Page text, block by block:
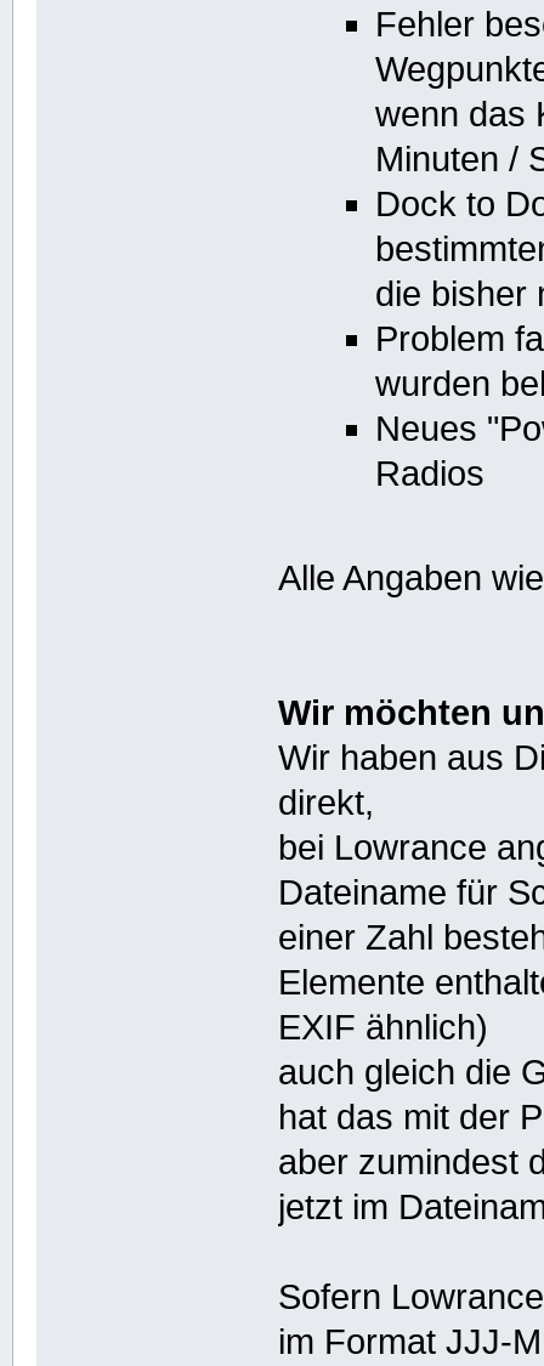
Fehler
wenn das
Minuten /
Dock to
die bisher
Problem
wurden
Neues
Radios
Alle Angaben
Wir möchten
Wir haben aus
direkt,
bei Lowrance
Dateiname für
einer Zahl
Elemente
EXIF ähnlich)
auch gleich die
hat das mit der
aber zumindest
jetzt im
Sofern
im Format JJJ-